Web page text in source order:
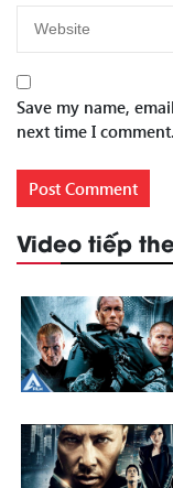
Save my name,
next time I comment.
Video tiếp